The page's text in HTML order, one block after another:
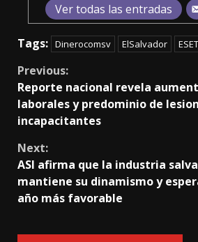
Ver todas las entradas
Tags: Dinerocomsv ElSalvador ESET
Continue
Reading
Previous:
Reporte nacional revela
laborales y predominio de
incapacitantes
Next:
ASI afirma que la industria
mantiene su dinamismo y
año más favorable